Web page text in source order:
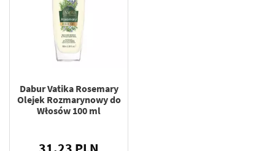
Dabur Vatika Rosemary
Olejek Rozmarynowy do
Włosów 100 ml